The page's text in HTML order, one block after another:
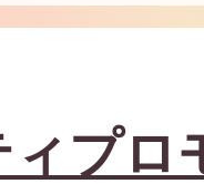
プロ